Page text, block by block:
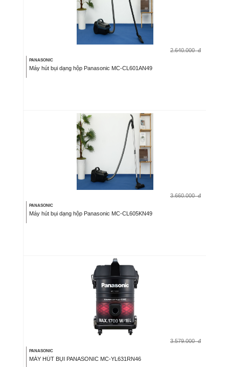
2.640.000 đ
PANASONIC
Máy hút bụi dạng hộp Panasonic MC-CL601AN49
3.660.000 đ
PANASONIC
Máy hút bụi dạng hộp Panasonic MC-CL605KN49
3.579.000 đ
PANASONIC
MÁY HÚT BỤI PANASONIC MC-YL631RN46